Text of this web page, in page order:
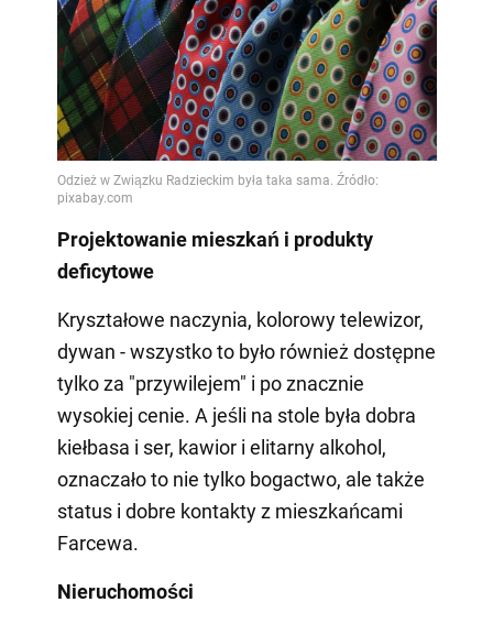
Projektowanie mieszkań i produkty
deficytowe
Kryształowe naczynia, kolorowy telewizor,
dywan - wszystko to było również dostępne
tylko za "przywilejem" i po znacznie
wysokiej cenie. A jeśli na stole była dobra
kiełbasa i ser, kawior i elitarny alkohol,
oznaczało to nie tylko bogactwo, ale także
status i dobre kontakty z mieszkańcami
Farcewa.
Nieruchomości